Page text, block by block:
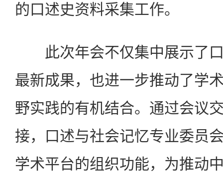
的口述史资料采集工作。
此次年会不仅集中展示了口
最新成果，也进一步推动了学
野实践的有机结合。通过会议
接，口述与社会记忆专业委员
学术平台的组织功能，为推动